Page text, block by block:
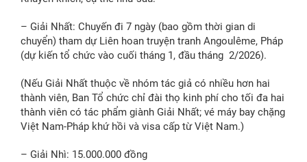
– Giải Nhất: Chuyến đi 7 ngày (bao gồm thời gian di
chuyển) tham dự Liên hoan truyện tranh Angoulême, Pháp
(dự kiến tổ chức vào cuối tháng 1, đầu tháng 2/2026).
(Nếu Giải Nhất thuộc về nhóm tác giả có nhiều hơn hai
thành viên, Ban Tổ chức chỉ đài thọ kinh phí cho tối đa hai
thành viên có tác phẩm giành Giải Nhất; vé máy bay chặng
Việt Nam-Pháp khứ hồi và visa cấp từ Việt Nam.)
– Giải Nhì: 15.000.000 đồng